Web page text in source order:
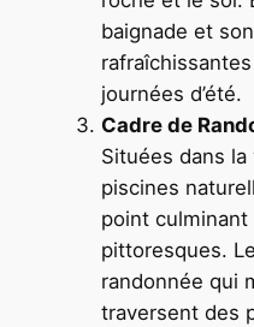
baignade et
journées d’été.
Cadre de
Situées dans la
piscines
point
pittoresques.
randonnée qui
traversent des